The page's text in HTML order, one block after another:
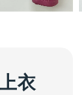
衣